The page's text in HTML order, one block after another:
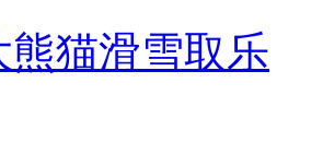
熊猫滑雪取乐